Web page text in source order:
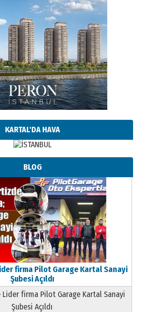
KARTAL'DA HAVA
BLOG
firma Pilot Garage Kartal Sanayi
Şubesi Açıldı
firma Pilot Garage Kartal Sanayi
Şubesi Açıldı